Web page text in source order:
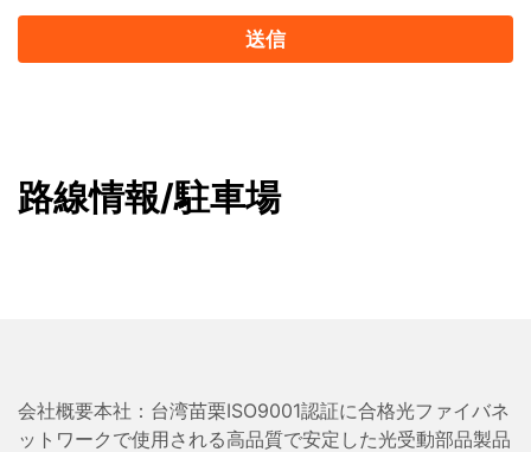
送信
路線情報/駐車場
会社概要本社：台湾苗栗ISO9001認証に合格光ファイバネ
ットワークで使用される高品質で安定した光受動部品製品